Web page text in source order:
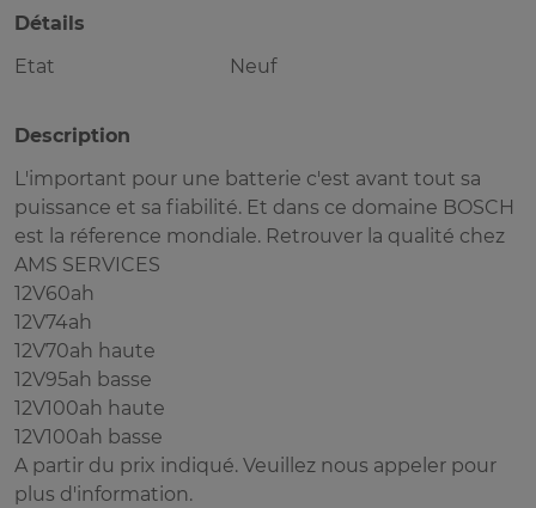
Détails
Etat
Neuf
Description
L'important pour une batterie c'est avant tout sa
puissance et sa fiabilité. Et dans ce domaine BOSCH
est la réference mondiale. Retrouver la qualité chez
AMS SERVICES
12V60ah
12V74ah
12V70ah haute
12V95ah basse
12V100ah haute
12V100ah basse
A partir du prix indiqué. Veuillez nous appeler pour
plus d'information.